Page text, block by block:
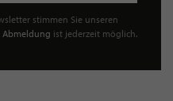
stimmen Sie unseren
Abmeldung ist jederzeit möglich.